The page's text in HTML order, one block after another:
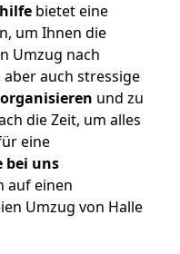
bietet eine
um Ihnen die
Umzug nach
auch stressige
organisieren und zu
die Zeit, um alles
eine
bei uns
auf einen
Umzug von Halle